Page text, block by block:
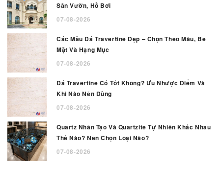
Sân Vườn, Hồ Bơi
07-08-2026
Các Mẫu Đá Travertine Đẹp – Chọn Theo Màu, Bề
Mặt Và Hạng Mục
07-08-2026
Đá Travertine Có Tốt Không? Ưu Nhược Điểm Và
Khi Nào Nên Dùng
07-08-2026
Quartz Nhân Tạo Và Quartzite Tự Nhiên Khác Nhau
Thế Nào? Nên Chọn Loại Nào?
07-08-2026